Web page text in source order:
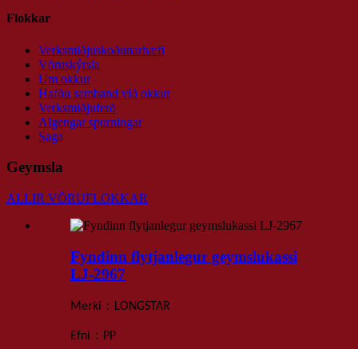
Flokkar
Verksmiðjuskoðunarhæfi
Vöruskýrsla
Um okkur
Hafðu samband við okkur
Verksmiðjuferð
Algengar spurningar
Saga
Geymsla
ALLIR VÖRUFLOKKAR
Fyndinn flytjanlegur geymslukassi
LJ-2967
Merki ： LONGSTAR
Efni ： PP